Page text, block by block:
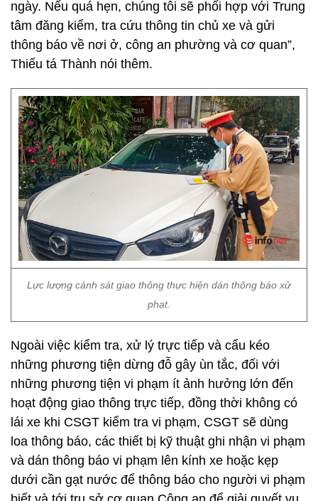
ngày. Nếu quá hẹn, chúng tôi sẽ phối hợp với Trung
tâm đăng kiểm, tra cứu thông tin chủ xe và gửi
thông báo về nơi ở, công an phường và cơ quan”,
Thiếu tá Thành nói thêm.
Lực lượng cảnh sát giao thông thực hiện dán thông báo xử
phạt.
Ngoài việc kiểm tra, xử lý trực tiếp và cẩu kéo
những phương tiện dừng đỗ gây ùn tắc, đối với
những phương tiện vi phạm ít ảnh hưởng lớn đến
hoạt động giao thông trực tiếp, đồng thời không có
lái xe khi CSGT kiểm tra vi phạm, CSGT sẽ dùng
loa thông báo, các thiết bị kỹ thuật ghi nhận vi phạm
và dán thông báo vi phạm lên kính xe hoặc kẹp
dưới cần gạt nước để thông báo cho người vi phạm